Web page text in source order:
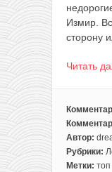
Измир.
сторону
Читать
к
записи
Прямые
Автор:
Рубрики:
Метки: топ